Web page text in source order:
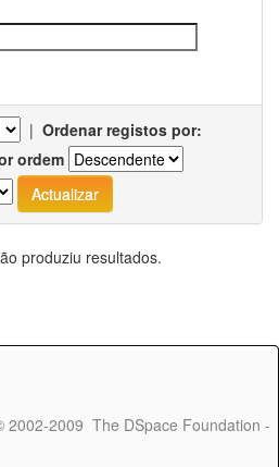
| Ordenar registos por:
ordem
produziu resultados.
2002-2009 The DSpace Foundation -